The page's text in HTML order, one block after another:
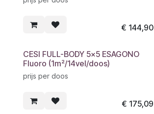
€ 144,90
CESI FULL-BODY 5x5 ESAGONO
Fluoro (1m²/14vel/doos)
prijs per doos
€ 175,09